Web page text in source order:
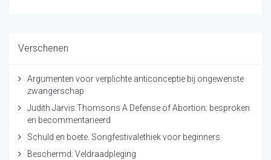
Verschenen
Argumenten voor verplichte anticonceptie bij ongewenste
zwangerschap
Judith Jarvis Thomsons A Defense of Abortion: besproken
en becommentarieerd
Schuld en boete. Songfestivalethiek voor beginners
Beschermd: Veldraadpleging